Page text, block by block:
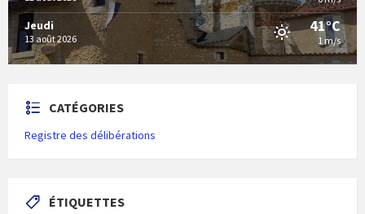
Jeudi
13 août 2026
41°C
1 m/s
CATÉGORIES
Registre des délibérations
ÉTIQUETTES